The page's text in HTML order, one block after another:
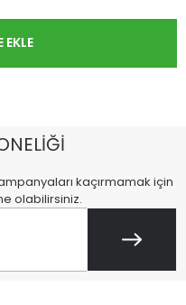
kaçırmamak için
olabilirsiniz.